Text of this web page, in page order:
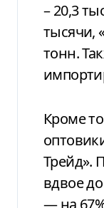
– 20,3
тысячи,
тонн.
Кроме
Трейд».
вдвое